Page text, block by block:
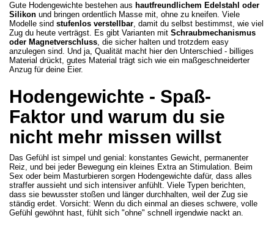
Gute Hodengewichte bestehen aus hautfreundlichem Edelstahl oder
Silikon und bringen ordentlich Masse mit, ohne zu kneifen. Viele
Modelle sind stufenlos verstellbar, damit du selbst bestimmst, wie viel
Zug du heute verträgst. Es gibt Varianten mit Schraubmechanismus
oder Magnetverschluss, die sicher halten und trotzdem easy
anzulegen sind. Und ja, Qualität macht hier den Unterschied - billiges
Material drückt, gutes Material trägt sich wie ein maßgeschneiderter
Anzug für deine Eier.
Hodengewichte - Spaß-
Faktor und warum du sie
nicht mehr missen willst
Das Gefühl ist simpel und genial: konstantes Gewicht, permanenter
Reiz, und bei jeder Bewegung ein kleines Extra an Stimulation. Beim
Sex oder beim Masturbieren sorgen Hodengewichte dafür, dass alles
straffer aussieht und sich intensiver anfühlt. Viele Typen berichten,
dass sie bewusster stoßen und länger durchhalten, weil der Zug sie
ständig erdet. Vorsicht: Wenn du dich einmal an dieses schwere, volle
Gefühl gewöhnt hast, fühlt sich "ohne" schnell irgendwie nackt an.